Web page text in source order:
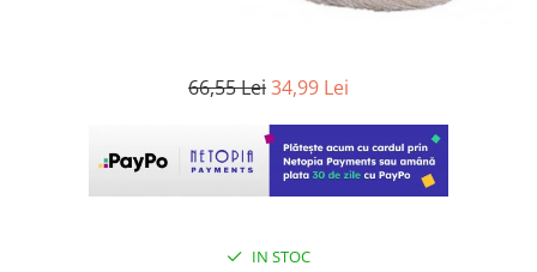
66,55 Lei34,99 Lei
IN STOC